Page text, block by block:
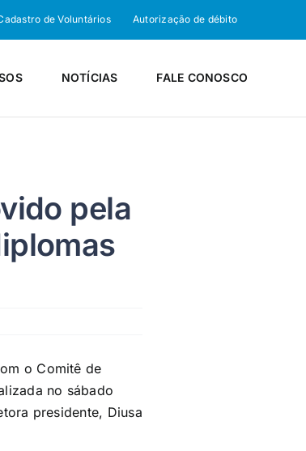
de Voluntários Autorização de débito
NOTÍCIAS FALE CONOSCO
pela
o Comitê de
no sábado
presidente, Diusa